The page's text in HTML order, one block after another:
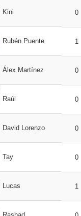
Kini 0
Rubén Puente 1
Álex Martínez 0
Raúl 0
David Lorenzo 0
Tay 0
Lucas 1